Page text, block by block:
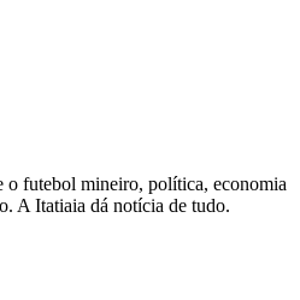
o futebol mineiro, política, economia
A Itatiaia dá notícia de tudo.